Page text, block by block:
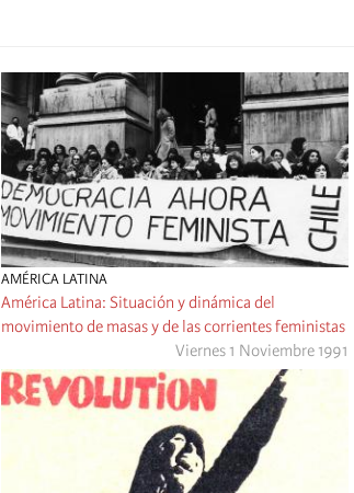
AMÉRICA LATINA
América Latina: Situación y dinámica del
movimiento de masas y de las corrientes feministas
Viernes 1 Noviembre 1991